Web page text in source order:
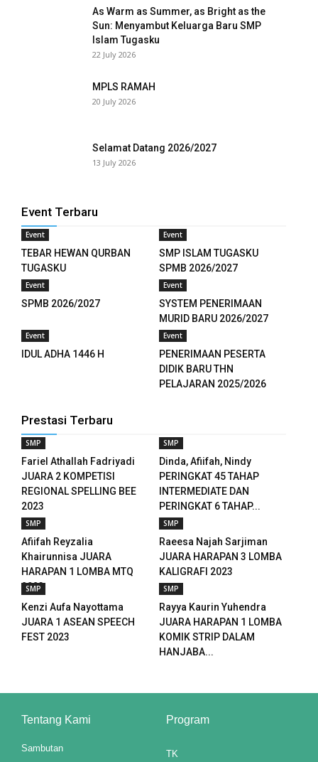
As Warm as Summer, as Bright as the
Sun: Menyambut Keluarga Baru SMP
Islam Tugasku
22 July 2026
MPLS RAMAH
20 July 2026
Selamat Datang 2026/2027
13 July 2026
Event Terbaru
Event
TEBAR HEWAN QURBAN
TUGASKU
Event
SMP ISLAM TUGASKU
SPMB 2026/2027
Event
SPMB 2026/2027
Event
SYSTEM PENERIMAAN
MURID BARU 2026/2027
Event
IDUL ADHA 1446 H
Event
PENERIMAAN PESERTA
DIDIK BARU THN
PELAJARAN 2025/2026
Prestasi Terbaru
SMP
Fariel Athallah Fadriyadi
JUARA 2 KOMPETISI
REGIONAL SPELLING BEE
2023
SMP
Dinda, Afiifah, Nindy
PERINGKAT 45 TAHAP
INTERMEDIATE DAN
PERINGKAT 6 TAHAP...
SMP
Afiifah Reyzalia
Khairunnisa JUARA
HARAPAN 1 LOMBA MTQ
2023
SMP
Raeesa Najah Sarjiman
JUARA HARAPAN 3 LOMBA
KALIGRAFI 2023
SMP
Kenzi Aufa Nayottama
JUARA 1 ASEAN SPEECH
FEST 2023
SMP
Rayya Kaurin Yuhendra
JUARA HARAPAN 1 LOMBA
KOMIK STRIP DALAM
HANJABA...
Tentang Kami
Sambutan
Program
TK